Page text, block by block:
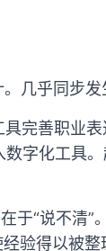
几乎同步
完善职业
字化工具
于“说不清
验得以被